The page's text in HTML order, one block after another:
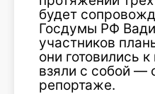
будет
Госдумы РФ
участников
они готовились
взяли с собой —
репортаже.